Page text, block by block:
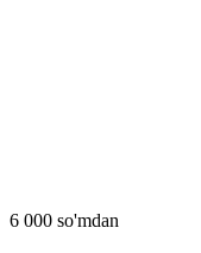
6 000 so'mdan